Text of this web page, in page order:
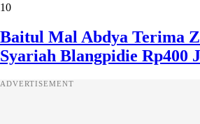
10
Baitul Mal Abdya Terima
Syariah Blangpidie Rp400
ADVERTISEMENT